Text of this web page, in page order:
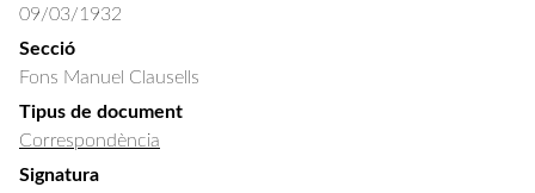
09/03/1932
Secció
Fons Manuel Clausells
Tipus de document
Correspondència
Signatura